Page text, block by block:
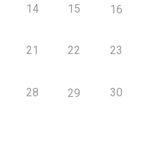
14 15 16
21 22 23
28 29 30